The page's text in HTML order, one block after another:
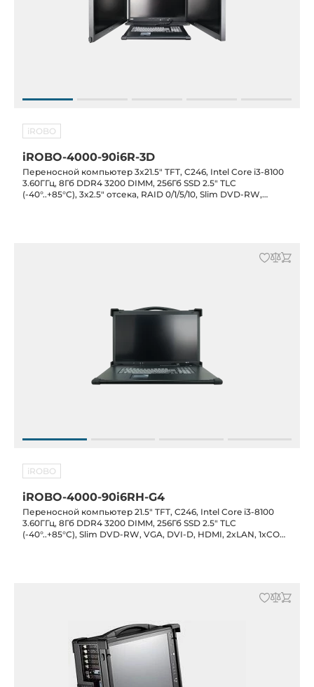
iROBO
iROBO-4000-90i6R-3D
Переносной компьютер 3x21.5" TFT, C246, Intel Core i3-8100
3.60ГГц, 8Гб DDR4 3200 DIMM, 256Гб SSD 2.5" TLC
(-40°..+85°C), 3x2.5" отсека, RAID 0/1/5/10, Slim DVD-RW,
iROBO
iROBO-4000-90i6RH-G4
Переносной компьютер 21.5" TFT, C246, Intel Core i3-8100
3.60ГГц, 8Гб DDR4 3200 DIMM, 256Гб SSD 2.5" TLC
(-40°..+85°C), Slim DVD-RW, VGA, DVI-D, HDMI, 2xLAN, 1xCOM,